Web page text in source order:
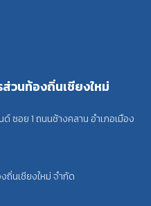
วนท้องถิ่นเชียงใหม่
ซอย 1 ถนนช้างคลาน อำเภอเมือง
นเชียงใหม่ จำกัด